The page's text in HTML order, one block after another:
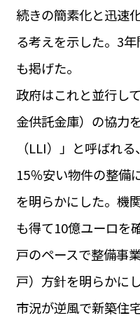
TAG
タグ
#パリ
#お土産 #トリビア
#フランスの教育制度
#カルカッソンヌ
#フランス生活
#レシピ
#アルザス地方
#フランス
続きの簡素化と迅速
る考えを示した。3
も掲げた。
政府はこれと並行し
金供託金庫）の協力
（LLI）」と呼ばれ
15％安い物件の整備
を明らかにした。機
も得て10億ユーロを
戸のペースで整備事
戸）方針を明らかにし
市況が逆風で新築住